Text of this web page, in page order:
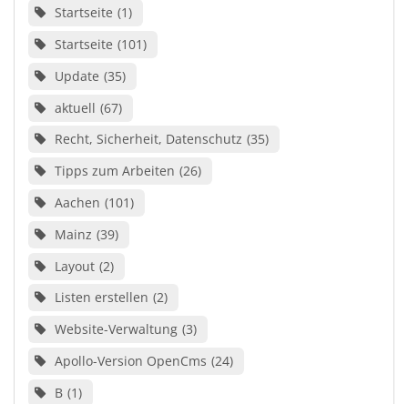
Startseite 1
Startseite 101
Update 35
aktuell 67
Recht, Sicherheit, Datenschutz 35
Tipps zum Arbeiten 26
Aachen 101
Mainz 39
Layout 2
Listen erstellen 2
Website-Verwaltung 3
Apollo-Version OpenCms 24
B 1